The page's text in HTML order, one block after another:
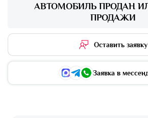
АВТОМОБИЛЬ ПРОДАН
ПРОДАЖИ
Оставить заявку
Заявка в